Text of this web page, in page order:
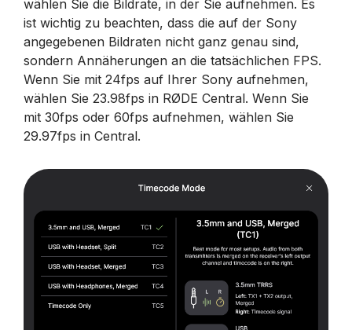
wählen Sie die Bildrate, in der Sie aufnehmen. Es
ist wichtig zu beachten, dass die auf der Sony
angegebenen Bildraten nicht ganz genau sind,
sondern Annäherungen an die tatsächlichen FPS.
Wenn Sie mit 24fps auf Ihrer Sony aufnehmen,
wählen Sie 23.98fps in RØDE Central. Wenn Sie
mit 30fps oder 60fps aufnehmen, wählen Sie
29.97fps in Central.